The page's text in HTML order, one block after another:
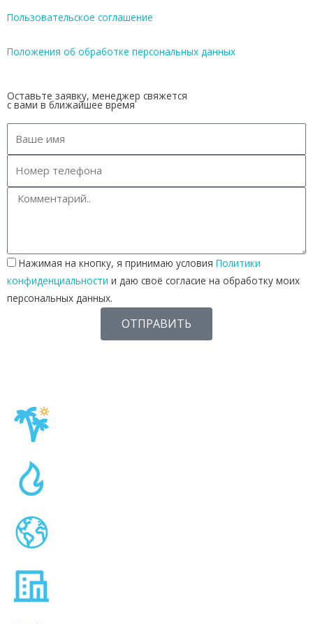
Пользовательское соглашение
Положения об обработке персональных данных
Оставьте заявку, менеджер свяжется
с вами в ближайшее время
Нажимая на кнопку, я принимаю условия Политики
конфиденциальности и даю своё согласие на обработку моих
персональных данных.
ОТПРАВИТЬ